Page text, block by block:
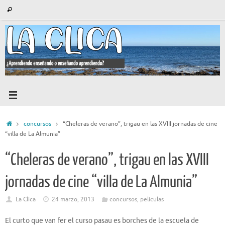
contenido
Buscar
Inicioconcursos
“Cheleras de verano”, trigau en las XVIII jornadas de cine
“villa de La Almunia”
“Cheleras de verano”, trigau en las XVIII
jornadas de cine “villa de La Almunia”
La Clica 24 marzo, 2013 concursos, peliculas
El curto que van fer el curso pasau es borches de la escuela de